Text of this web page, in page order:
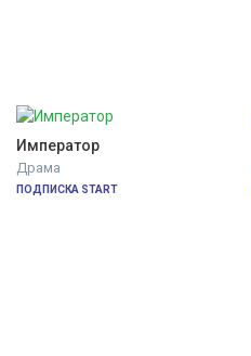
Император
Драма
ПОДПИСКА START